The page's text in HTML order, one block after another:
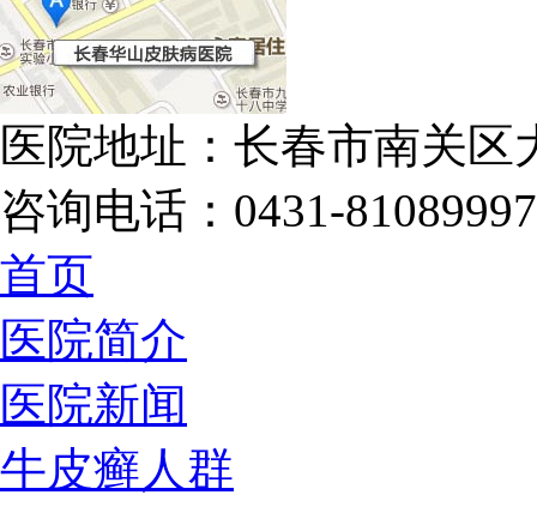
医院地址：长春市南关区
咨询电话：0431-81089997
首页
医院简介
医院新闻
牛皮癣人群